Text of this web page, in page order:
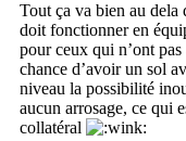
Tout ça va bien au dela
doit fonctionner en
pour ceux qui n’ont
chance d’avoir un sol
niveau la possibilité
aucun arrosage, ce qui
collatéral